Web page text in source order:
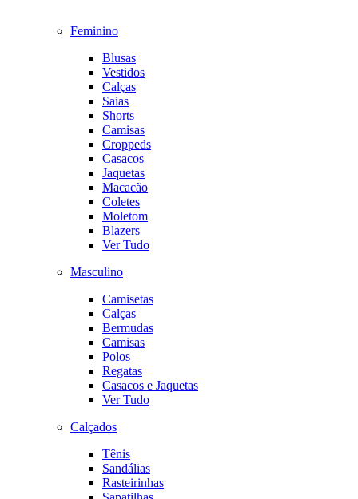
Feminino
Blusas
Vestidos
Calças
Saias
Shorts
Camisas
Croppeds
Casacos
Jaquetas
Macacão
Coletes
Moletom
Blazers
Ver Tudo
Masculino
Camisetas
Calças
Bermudas
Camisas
Polos
Regatas
Casacos e Jaquetas
Ver Tudo
Calçados
Tênis
Sandálias
Rasteirinhas